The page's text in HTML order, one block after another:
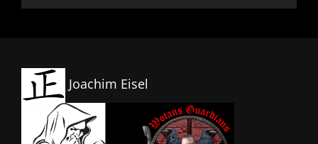
Joachim Eisel